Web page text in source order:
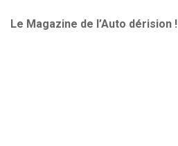
Le Magazine de l’Auto dérision !